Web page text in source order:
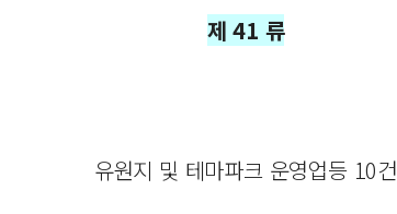
제 41 류
유원지 및 테마파크 운영업등 10건